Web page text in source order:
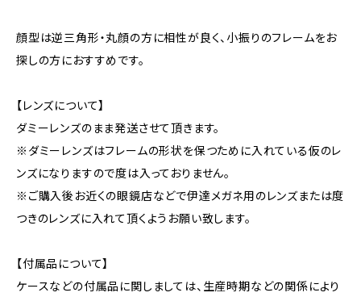
顔型は逆三角形・丸顔の方に相性が良く、小振りのフレームをお
探しの方におすすめです。
【レンズについて】
ダミーレンズのまま発送させて頂きます。
※ダミーレンズはフレームの形状を保つために入れている仮のレ
ンズになりますので度は入っておりません。
※ご購入後お近くの眼鏡店などで伊達メガネ用のレンズまたは度
つきのレンズに入れて頂くようお願い致します。
【付属品について】
ケースなどの付属品に関しましては、生産時期などの関係により